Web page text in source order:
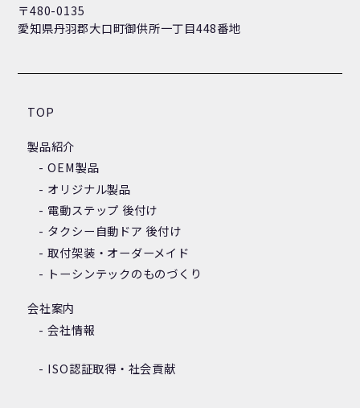
〒480-0135
愛知県丹羽郡大口町御供所一丁目448番地
TOP
製品紹介
OEM製品
オリジナル製品
電動ステップ 後付け
タクシー自動ドア 後付け
取付架装・オーダーメイド
トーシンテックのものづくり
会社案内
会社情報
ISO認証取得・社会貢献